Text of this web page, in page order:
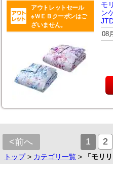
アウトレットセール
※ＷＥＢクーポンはご
ざいません。
モ
ン
08
<前へ 1 2
トップ> カテゴリ一覧 > 「モリリ